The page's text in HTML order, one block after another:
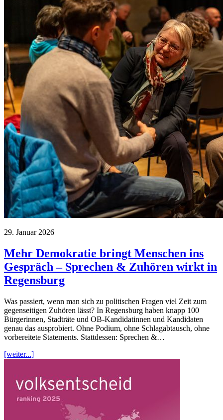
29. Januar 2026
Mehr Demokratie bringt Menschen ins
Gespräch – Sprechen & Zuhören wirkt in
Regensburg
Was passiert, wenn man sich zu politischen Fragen viel Zeit zum
gegenseitigen Zuhören lässt? In Regensburg haben knapp 100
Bürgerinnen, Stadträte und OB-Kandidatinnen und Kandidaten
genau das ausprobiert. Ohne Podium, ohne Schlagabtausch, ohne
vorbereitete Statements. Stattdessen: Sprechen &…
[weiter...]